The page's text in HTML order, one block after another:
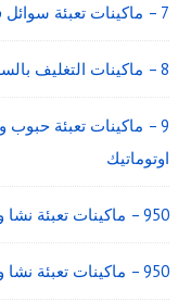
7 – ماكينات تعبئة سوائل فى اكواب و غلق أغطية
8 – ماكينات التغليف بالسلوفان للعلب 3 دي و ماكينات لصق ليبل
9 – ماكينات تعبئة
اوتوماتيك
950 – ماكينات تعبئة نشا و دقيق و بن في اكياس اوتوماتيك
950 – ماكينات تعبئة نشا ودقيق وبن في أكياس